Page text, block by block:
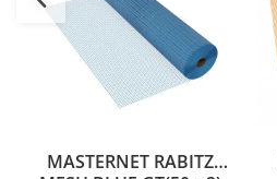
MASTERNET RABITZ